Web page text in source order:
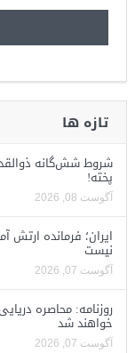
تازه ها
شروط شش‌گانه
پخته!
آگوست 08, 2026
ایران؛ فرمانده
نیست
آگوست 07, 2026
روزنامه: محاصره
خواهند شد
آگوست 07, 2026